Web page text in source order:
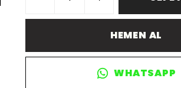
HEMEN AL
WHATSAPP